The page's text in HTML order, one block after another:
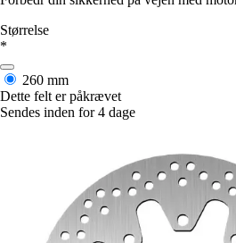
Størrelse
*
260 mm
Dette felt er påkrævet
Sendes inden for 4 dage